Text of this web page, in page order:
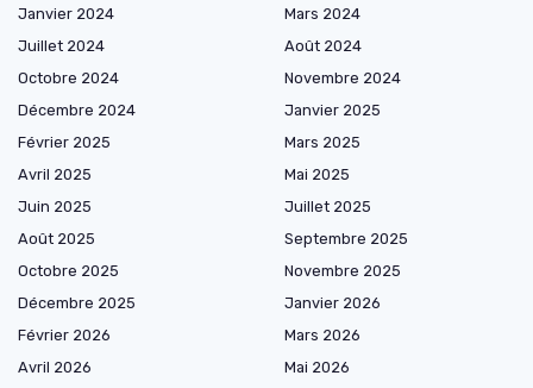
Janvier 2024
Mars 2024
Juillet 2024
Août 2024
Octobre 2024
Novembre 2024
Décembre 2024
Janvier 2025
Février 2025
Mars 2025
Avril 2025
Mai 2025
Juin 2025
Juillet 2025
Août 2025
Septembre 2025
Octobre 2025
Novembre 2025
Décembre 2025
Janvier 2026
Février 2026
Mars 2026
Avril 2026
Mai 2026